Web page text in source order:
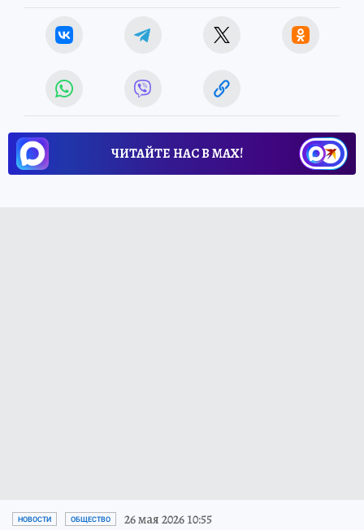
ЧИТАЙТЕ НАС В МАХ!
НОВОСТИ ОБЩЕСТВО 26 мая 2026 10:55